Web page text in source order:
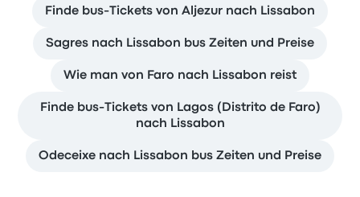
Finde bus-Tickets von Aljezur nach Lissabon
Sagres nach Lissabon bus Zeiten und Preise
Wie man von Faro nach Lissabon reist
Finde bus-Tickets von Lagos (Distrito de Faro)
nach Lissabon
Odeceixe nach Lissabon bus Zeiten und Preise